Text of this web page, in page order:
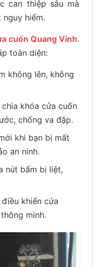
can thiệp sâu mà
hiểm.
cuốn Quang Vinh.
toàn diện:
không lên, không
khóa cửa cuốn
chống va đập.
khi bạn bị mất
an ninh.
nút bấm bị liệt,
khiển cửa
minh.